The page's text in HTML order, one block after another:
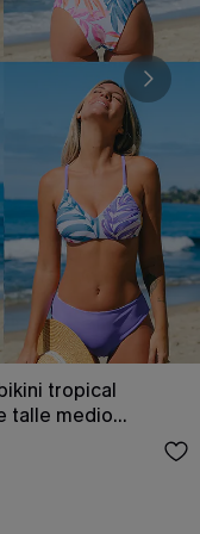
tropical
talle medio